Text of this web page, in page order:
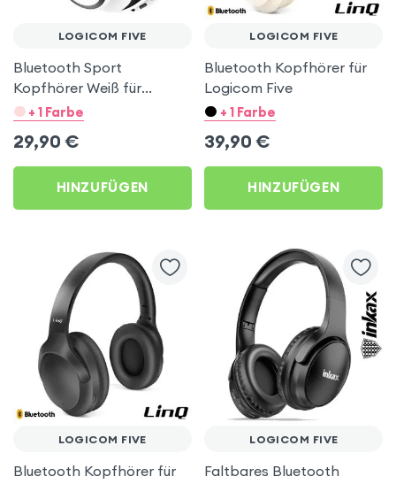
LOGICOM FIVE
Bluetooth Sport
Kopfhörer Weiß für
Logicom Five
+ 1 Farbe
29,90 €
HINZUFÜGEN
LOGICOM FIVE
Bluetooth Kopfhörer für
Logicom Five
+ 1 Farbe
39,90 €
HINZUFÜGEN
LOGICOM FIVE
Bluetooth Kopfhörer für
LOGICOM FIVE
Faltbares Bluetooth